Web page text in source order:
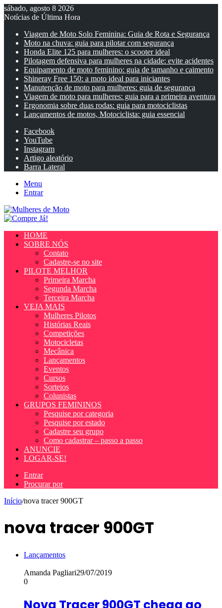
sábado, agosto 8 2026
Notícias de Última Hora
Viagem de Moto Solo Feminina: Guia de Rota e Segurança
Moto na chuva: guia para pilotar com segurança
Honda Elite 125 para mulheres: o scooter ideal
Pilotagem defensiva para mulheres na cidade: evite acidentes
Equipamento de moto feminino: guia de tamanho e caimento
Shineray Free 150: a moto ideal para iniciantes
Manutenção de moto para mulheres: guia de segurança
Viagem de moto para mulheres: guia para a primeira aventura
Ergonomia sobre duas rodas: guia para motociclistas
Lançamentos de motos, Motociclista: guia essencial
Facebook
YouTube
Instagram
Artigo aleatório
Barra Lateral
Menu
Entrar
HOME
SOBRE NÓS
Contato
Cadastre-se no site
PILOTE MELHOR
Primeira Marcha
Segunda Marcha
Terceira Marcha
VEJA MAIS
Mulheres Pilotos
Histórias Reais
Competições
Motocicletas
Mecânica
Lançamentos
Eventos
Cursos
Sorteios
Colunistas
GRUPOS FEMININOS
Pesquise por categoria
Pesquise por estado
Cadastre seu grupo
Como cadastrar – passo a passo
ANUNCIE
LOGAR-SE!
Entrar
Procurar por
Início/nova tracer 900GT
nova tracer 900GT
Lançamentos
Amanda Pagliari29/07/2019
0
Nova Tracer 900GT chega ao